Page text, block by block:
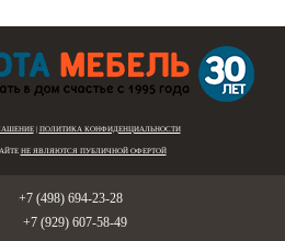
| ПОЛИТИКА КОНФИДЕНЦИАЛЬНОСТИ
НЕ ЯВЛЯЮТСЯ ПУБЛИЧНОЙ ОФЕРТОЙ
+7 (498) 694-23-28
+7 (929) 607-58-49